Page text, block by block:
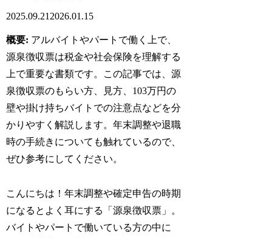
2025.09.21 2026.01.15
概要: アルバイトやパートで働く上で、
源泉徴収票は税金や社会保険を理解する
上で重要な書類です。この記事では、源
泉徴収票のもらい方、見方、103万円の
壁や掛け持ちバイトでの注意点などを分
かりやすく解説します。年末調整や退職
時の手続きについても触れているので、
ぜひ参考にしてください。
こんにちは！年末調整や確定申告の時期
になるとよく耳にする「源泉徴収票」。
バイトやパートで働いている方の中に